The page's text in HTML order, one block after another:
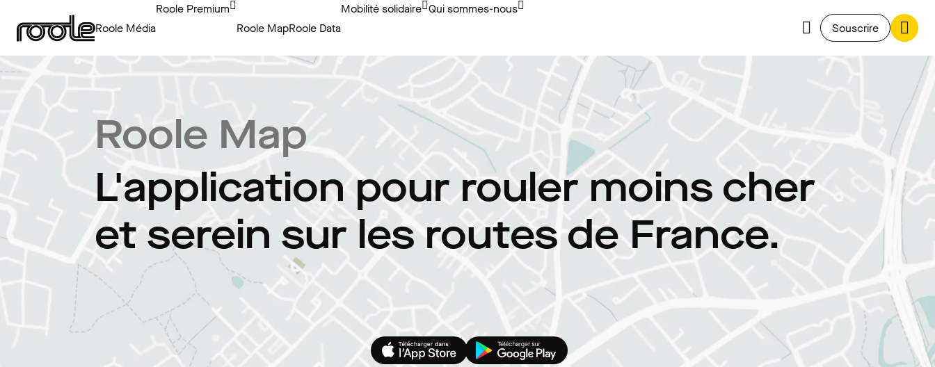
Roole Média
Roole Premium
Roole MapRoole Data
Mobilité solidaire Qui sommes-nous
Souscrire
Roole Map
L'application pour rouler moins cher
et serein sur les routes de France.